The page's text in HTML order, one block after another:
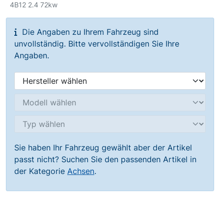
4B12 2.4 72kw
Die Angaben zu Ihrem Fahrzeug sind
unvollständig. Bitte vervollständigen Sie Ihre
Angaben.
Sie haben Ihr Fahrzeug gewählt aber der Artikel
passt nicht? Suchen Sie den passenden Artikel in
der Kategorie Achsen.